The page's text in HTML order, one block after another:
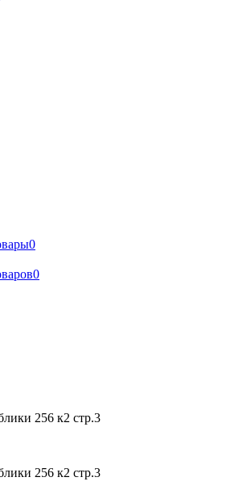
0
0
256 к2 стр.3
256 к2 стр.3